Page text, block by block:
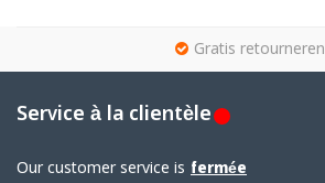
Gratis retourneren
Service à la clientèle
Our customer service is fermée